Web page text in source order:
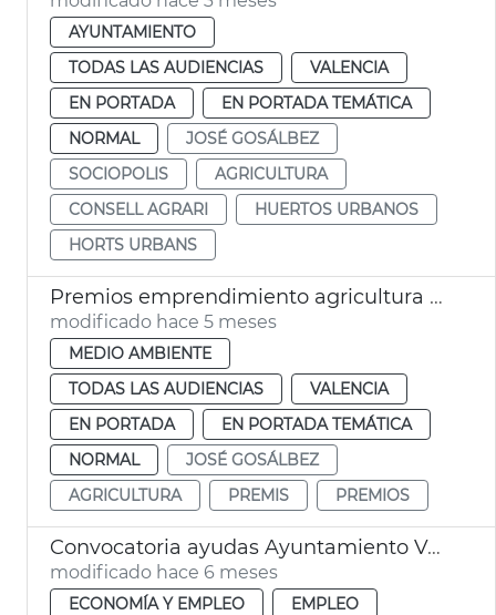
AYUNTAMIENTO
TODAS LAS AUDIENCIAS
VALENCIA
EN PORTADA
EN PORTADA TEMÁTICA
NORMAL
JOSÉ GOSÁLBEZ
SOCIOPOLIS
AGRICULTURA
CONSELL AGRARI
HUERTOS URBANOS
HORTS URBANS
Premios emprendimiento agricultura València
modificado hace 5 meses
MEDIO AMBIENTE
TODAS LAS AUDIENCIAS
VALENCIA
EN PORTADA
EN PORTADA TEMÁTICA
NORMAL
JOSÉ GOSÁLBEZ
AGRICULTURA
PREMIS PREMIOS
Convocatoria ayudas Ayuntamiento València sector primario
modificado hace 6 meses
ECONOMÍA Y EMPLEO
EMPLEO